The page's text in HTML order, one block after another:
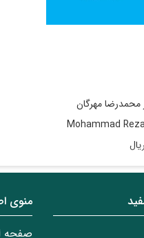
محمدرضا مهرگان
Mohammad
منوی
صفحه